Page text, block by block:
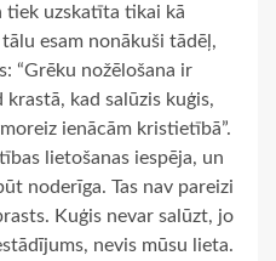
tiek uzskatīta tikai kā
esam nonākuši tādēļ,
“Grēku nožēlošana ir
kad salūzis kuģis,
ienācām kristietībā”.
lietošanas iespēja, un
noderīga. Tas nav pareizi
Kuģis nevar salūzt, jo
nevis mūsu lieta.